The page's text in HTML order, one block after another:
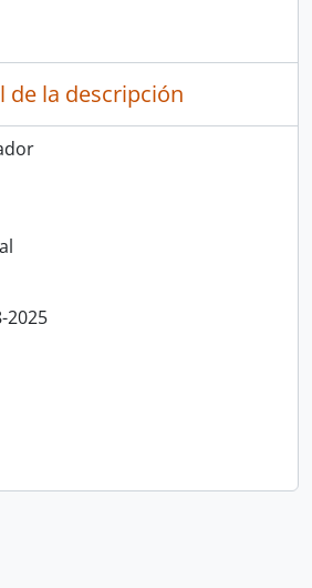
de la descripción
2025